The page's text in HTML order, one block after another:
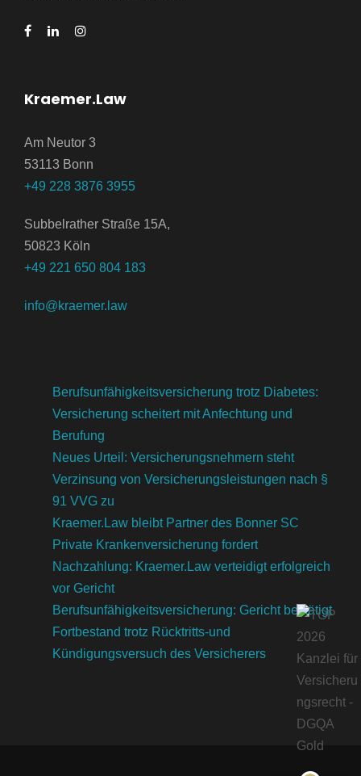
Kraemer.Law
Am Neutor 3
53113 Bonn
+49 228 3876 3955
Subbelrather Straße 15A,
50823 Köln
+49 221 650 804 183
info@kraemer.law
Berufsunfähigkeitsversicherung trotz Diabetes:
Versicherung scheitert mit Anfechtung und
Berufung
Neues Urteil: Versicherungsnehmern steht
Verzinsung von Versicherungsleistungen nach §
91 VVG zu
Kraemer.Law bleibt Partner des Bonner SC
Private Krankenversicherung fordert
Nachzahlung: Kraemer.Law verteidigt erfolgreich
vor Gericht
Berufsunfähigkeitsversicherung: Gericht bestätigt
Fortbestand trotz Rücktritts-und
Kündigungsversuch des Versicherers
100%
ProvenExpert.com